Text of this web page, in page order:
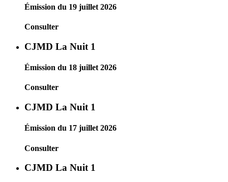
Émission du 19 juillet 2026
Consulter
CJMD La Nuit 1
Émission du 18 juillet 2026
Consulter
CJMD La Nuit 1
Émission du 17 juillet 2026
Consulter
CJMD La Nuit 1